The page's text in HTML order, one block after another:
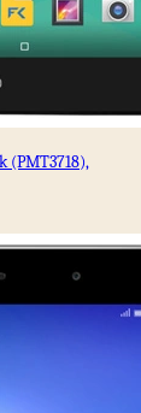
(PMT3718),